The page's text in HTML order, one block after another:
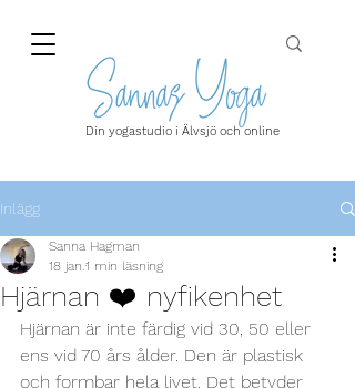
Din yogastudio i Älvsjö och online
Inlägg
Hjärnan ❤️ nyfikenhet
Sanna Hagman
18 jan.1 min läsning
Hjärnan är inte färdig vid 30, 50 eller
ens vid 70 års ålder. Den är plastisk
och formbar hela livet. Det betyder